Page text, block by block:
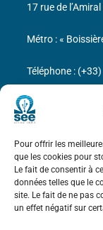
Pour offrir les
que les cookies pour
Le fait de consentir à
données telles que le
site. Le fait de ne pas
un effet négatif sur
Marie
Mentions
17 rue de
Métro : «
Téléphone :
N° de SIREN :
communautaire :